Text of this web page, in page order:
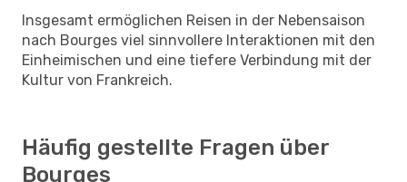
Insgesamt ermöglichen Reisen in der Nebensaison
nach Bourges viel sinnvollere Interaktionen mit den
Einheimischen und eine tiefere Verbindung mit der
Kultur von Frankreich.
Häufig gestellte Fragen über
Bourges